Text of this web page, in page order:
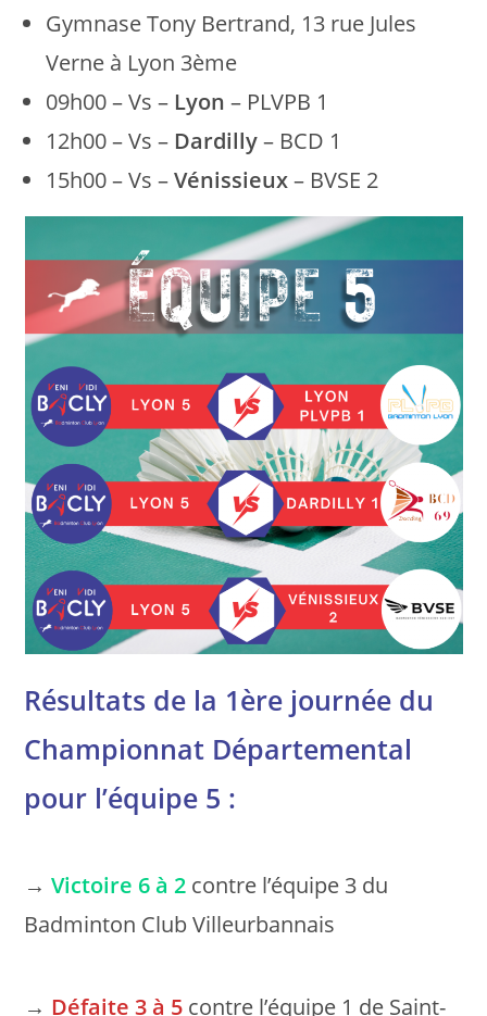
Gymnase Tony Bertrand, 13 rue Jules
Verne à Lyon 3ème
09h00 – Vs – Lyon – PLVPB 1
12h00 – Vs – Dardilly– BCD 1
15h00 – Vs –Vénissieux– BVSE 2
Résultats de la 1ère journée du
Championnat Départemental
pour l’équipe 5 :
→Victoire 6 à 2 contre l’équipe 3 du
Badminton Club Villeurbannais
→ Défaite 3 à 5 contre l’équipe 1 de Saint-